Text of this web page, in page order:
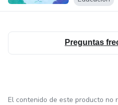
Preguntas
El contenido de este producto no